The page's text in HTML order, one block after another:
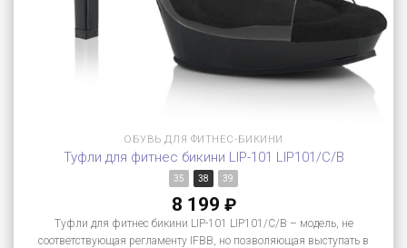
ОБУВЬ ДЛЯ ФИТНЕС-БИКИНИ
Туфли для фитнес бикини LIP-101 LIP101/C/B
35 38 39
8 199 ₽
Туфли для фитнес бикини LIP-101 LIP101/C/B – модель, не
соответствующая регламенту IFBB, но позволяющая выступать в